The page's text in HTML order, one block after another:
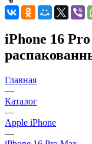
iPhone 16
Главная
—
Каталог
—
Apple iPhone
—